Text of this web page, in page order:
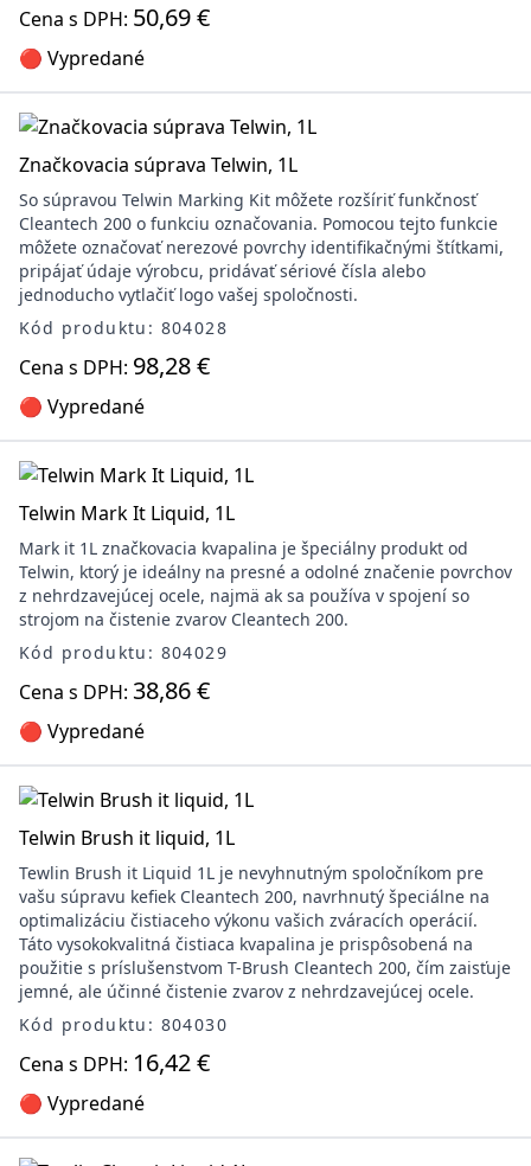
Cena s DPH: 50,69 €
🔴 Vypredané
Značkovacia súprava Telwin, 1L
So súpravou Telwin Marking Kit môžete rozšíriť funkčnosť
Cleantech 200 o funkciu označovania. Pomocou tejto funkcie
môžete označovať nerezové povrchy identifikačnými štítkami,
pripájať údaje výrobcu, pridávať sériové čísla alebo
jednoducho vytlačiť logo vašej spoločnosti.
Kód produktu: 804028
Cena s DPH: 98,28 €
🔴 Vypredané
Telwin Mark It Liquid, 1L
Mark it 1L značkovacia kvapalina je špeciálny produkt od
Telwin, ktorý je ideálny na presné a odolné značenie povrchov
z nehrdzavejúcej ocele, najmä ak sa používa v spojení so
strojom na čistenie zvarov Cleantech 200.
Kód produktu: 804029
Cena s DPH: 38,86 €
🔴 Vypredané
Telwin Brush it liquid, 1L
Tewlin Brush it Liquid 1L je nevyhnutným spoločníkom pre
vašu súpravu kefiek Cleantech 200, navrhnutý špeciálne na
optimalizáciu čistiaceho výkonu vašich zváracích operácií.
Táto vysokokvalitná čistiaca kvapalina je prispôsobená na
použitie s príslušenstvom T-Brush Cleantech 200, čím zaisťuje
jemné, ale účinné čistenie zvarov z nehrdzavejúcej ocele.
Kód produktu: 804030
Cena s DPH: 16,42 €
🔴 Vypredané